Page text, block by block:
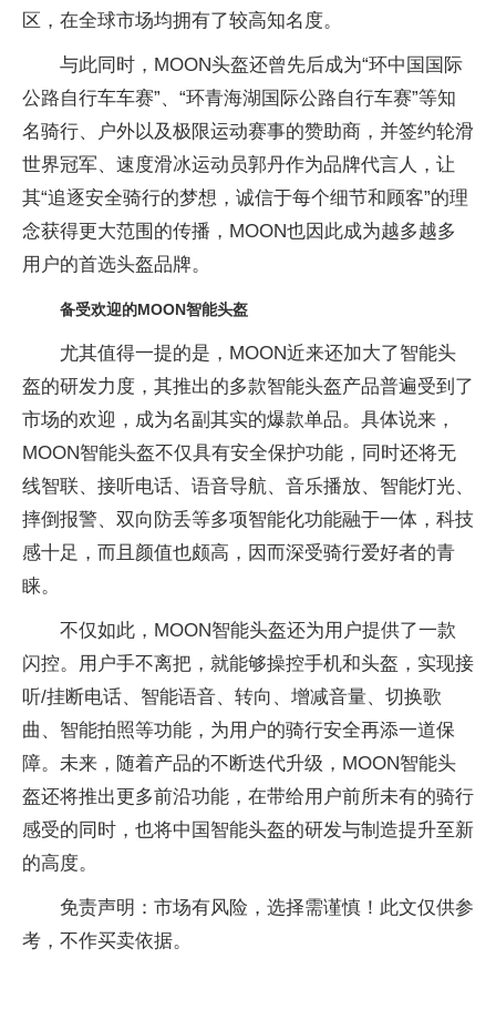
区，在全球市场均拥有了较高知名度。
与此同时，MOON头盔还曾先后成为“环中国国际
公路自行车车赛”、“环青海湖国际公路自行车赛”等知
名骑行、户外以及极限运动赛事的赞助商，并签约轮滑
世界冠军、速度滑冰运动员郭丹作为品牌代言人，让
其“追逐安全骑行的梦想，诚信于每个细节和顾客”的理
念获得更大范围的传播，MOON也因此成为越多越多
用户的首选头盔品牌。
备受欢迎的MOON智能头盔
尤其值得一提的是，MOON近来还加大了智能头
盔的研发力度，其推出的多款智能头盔产品普遍受到了
市场的欢迎，成为名副其实的爆款单品。具体说来，
MOON智能头盔不仅具有安全保护功能，同时还将无
线智联、接听电话、语音导航、音乐播放、智能灯光、
摔倒报警、双向防丢等多项智能化功能融于一体，科技
感十足，而且颜值也颇高，因而深受骑行爱好者的青
睐。
不仅如此，MOON智能头盔还为用户提供了一款
闪控。用户手不离把，就能够操控手机和头盔，实现接
听/挂断电话、智能语音、转向、增减音量、切换歌
曲、智能拍照等功能，为用户的骑行安全再添一道保
障。未来，随着产品的不断迭代升级，MOON智能头
盔还将推出更多前沿功能，在带给用户前所未有的骑行
感受的同时，也将中国智能头盔的研发与制造提升至新
的高度。
免责声明：市场有风险，选择需谨慎！此文仅供参
考，不作买卖依据。